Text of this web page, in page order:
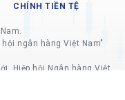
CHÍNH TIỀN TỆ
ngân hàng Việt Nam"
Hiệp hội Ngân hàng Việt